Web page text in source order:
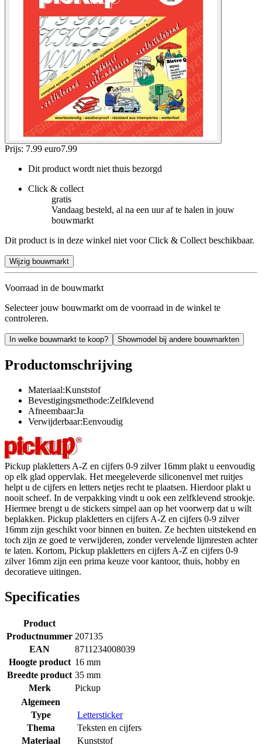
Prijs: 7.99 euro7.99
Dit product wordt niet thuis bezorgd
Click & collect
gratis
Vandaag besteld, al na een uur af te halen in jouw
bouwmarkt
Dit product is in deze winkel niet voor Click & Collect beschikbaar.
Wijzig bouwmarkt
Voorraad in de bouwmarkt
Selecteer jouw bouwmarkt om de voorraad in de winkel te
controleren.
In welke bouwmarkt te koop? Showmodel bij andere bouwmarkten
Productomschrijving
Materiaal:Kunststof
Bevestigingsmethode:Zelfklevend
Afneembaar:Ja
Verwijderbaar:Eenvoudig
Pickup plakletters A-Z en cijfers 0-9 zilver 16mm plakt u eenvoudig
op elk glad oppervlak. Het meegeleverde siliconenvel met ruitjes
helpt u de cijfers en letters netjes recht te plaatsen. Hierdoor plakt u
nooit scheef. In de verpakking vindt u ook een zelfklevend strookje.
Hiermee brengt u de stickers simpel aan op het voorwerp dat u wilt
beplakken. Pickup plakletters en cijfers A-Z en cijfers 0-9 zilver
16mm zijn geschikt voor binnen en buiten. Ze hechten uitstekend en
toch zijn ze goed te verwijderen, zonder vervelende lijmresten achter
te laten. Kortom, Pickup plakletters en cijfers A-Z en cijfers 0-9
zilver 16mm zijn een prima keuze voor kantoor, thuis, hobby en
decoratieve uitingen.
Specificaties
Product
Productnummer 207135
EAN
8711234008039
Hoogte product 16 mm
Breedte product 35 mm
Merk
Pickup
Algemeen
Type
Lettersticker
Thema
Teksten en cijfers
Materiaal
Kunststof